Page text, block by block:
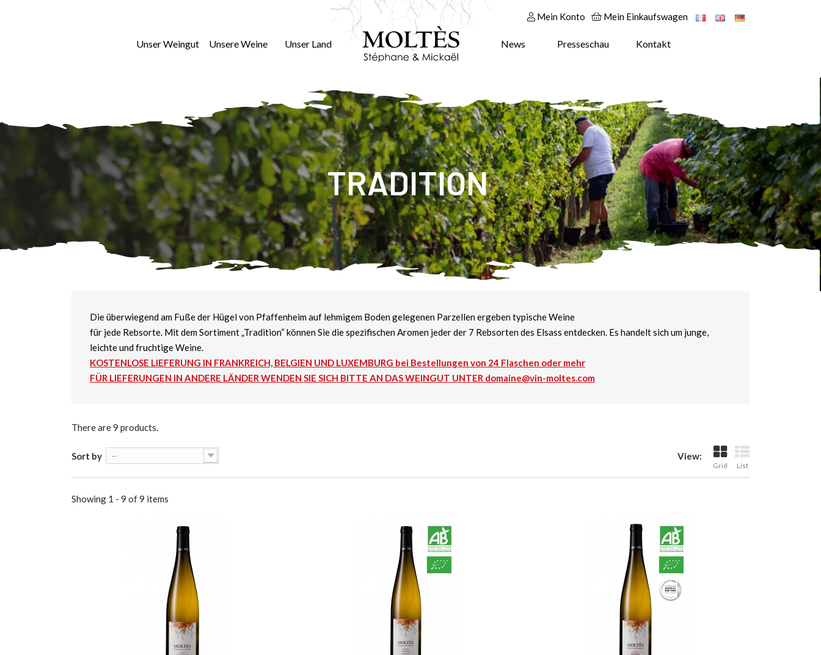
Mein Konto Mein Einkaufswagen
Unser Weingut Unsere Weine Unser Land News Presseschau Kontakt
TRADITION
Die überwiegend am Fuße der Hügel von Pfaffenheim auf lehmigem Boden gelegenen Parzellen ergeben typische Weine
für jede Rebsorte. Mit dem Sortiment „Tradition“ können Sie die spezifischen Aromen jeder der 7 Rebsorten des Elsass entdecken. Es handelt sich um junge,
leichte und fruchtige Weine.
KOSTENLOSE LIEFERUNG IN FRANKREICH, BELGIEN UND LUXEMBURG bei Bestellungen von 24 Flaschen oder mehr
FÜR LIEFERUNGEN IN ANDERE LÄNDER WENDEN SIE SICH BITTE AN DAS WEINGUT UNTER domaine@vin-moltes.com
There are 9 products.
View:
Grid List
Sort by --
Showing 1 - 9 of 9 items